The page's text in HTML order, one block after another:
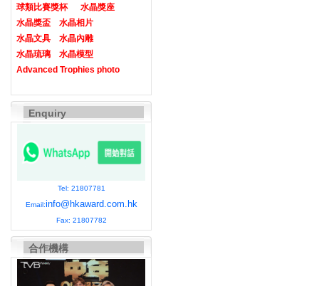
球類比賽獎杯
水晶獎座
水晶獎盃
水晶相片
水晶文具
水晶內雕
水晶琉璃
水晶模型
Advanced Trophies photo
Enquiry
Tel: 21807781
Email:info@hkaward.com.hk
Fax: 21807782
合作機構